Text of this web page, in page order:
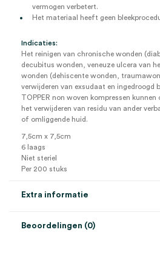
vermogen verbetert.
Het materiaal heeft geen
Indicaties:
Het reinigen van chronische wonden
decubitus wonden, veneuze ulcera van
wonden (dehiscente wonden,
verwijderen van exsudaat en ingedroogd
TOPPER non woven kompressen
het verwijderen van residu van ander
of omliggende huid.
7,5cm x 7,5cm
6 laags
Niet steriel
Per 200 stuks
Extra informatie
Beoordelingen (0)